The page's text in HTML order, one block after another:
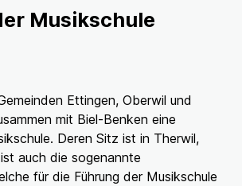
Musikschule
Ettingen, Oberwil und
mit Biel-Benken eine
Deren Sitz ist in Therwil,
auch die sogenannte
für die Führung der Musikschule